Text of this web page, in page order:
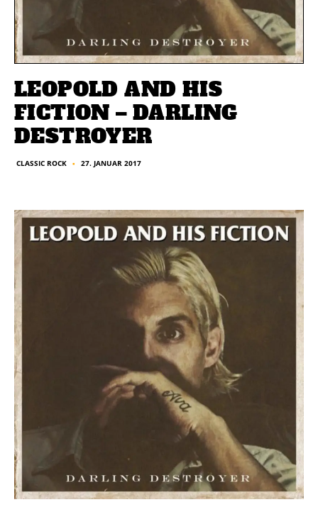
LEOPOLD AND HIS
FICTION – DARLING
DESTROYER
CLASSIC ROCK ■ 27. JANUAR 2017